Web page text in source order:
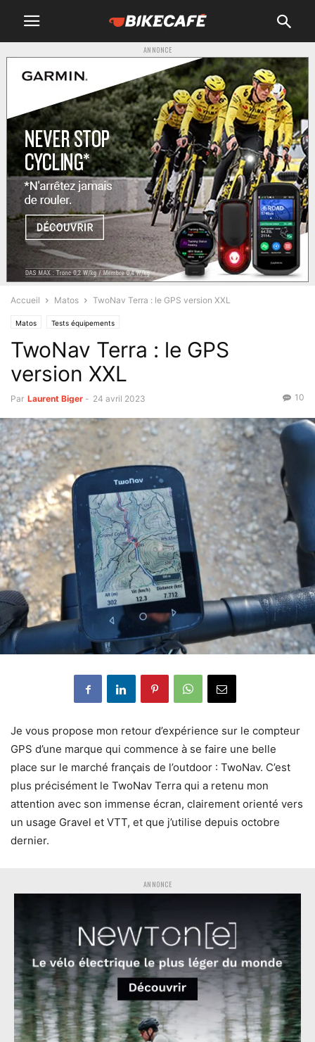
ANNONCE
Accueil Matos TwoNav Terra : le GPS version XXL
Matos Tests équipements
TwoNav Terra : le GPS
version XXL
Par Laurent Biger - 24 avril 2023 10
Je vous propose mon retour d’expérience sur le compteur
GPS d’une marque qui commence à se faire une belle
place sur le marché français de l’outdoor : TwoNav. C’est
plus précisément le TwoNav Terra qui a retenu mon
attention avec son immense écran, clairement orienté vers
un usage Gravel et VTT, et que j’utilise depuis octobre
dernier.
ANNONCE